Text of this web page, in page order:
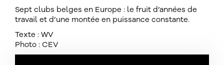
Sept clubs belges en Europe : le fruit d’années de
travail et d’une montée en puissance constante.
Texte : WV
Photo : CEV